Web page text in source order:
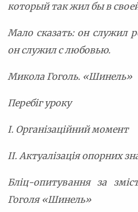
который так жил бы в
Мало сказать: он служил
он служил с любовью.
Микола Гоголь. «Шинель»
Перебіг уроку
I. Організаційний момент
II. Актуалізація опорних
Бліц-опитування за
Гоголя «Шинель»